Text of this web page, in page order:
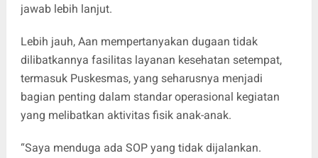
jawab lebih lanjut.
Lebih jauh, Aan mempertanyakan dugaan tidak
dilibatkannya fasilitas layanan kesehatan setempat,
termasuk Puskesmas, yang seharusnya menjadi
bagian penting dalam standar operasional kegiatan
yang melibatkan aktivitas fisik anak-anak.
“Saya menduga ada SOP yang tidak dijalankan.